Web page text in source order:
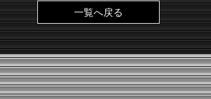
一覧へ戻る